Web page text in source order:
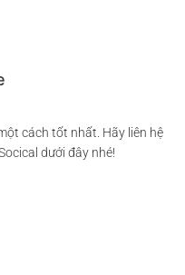
cách tốt nhất. Hãy liên hệ
dưới đây nhé!